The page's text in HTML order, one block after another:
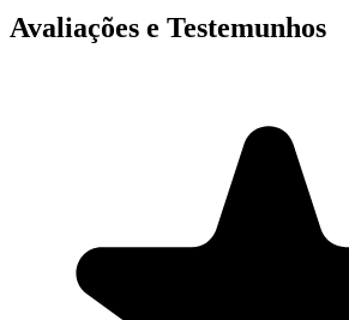
Avaliações e Testemunhos